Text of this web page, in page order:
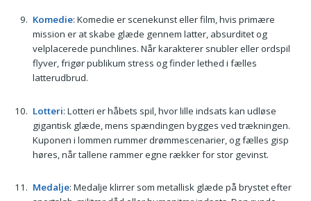
Komedie: Komedie er scenekunst eller film, hvis primære
mission er at skabe glæde gennem latter, absurditet og
velplacerede punchlines. Når karakterer snubler eller ordspil
flyver, frigør publikum stress og finder lethed i fælles
latterudbrud.
Lotteri: Lotteri er håbets spil, hvor lille indsats kan udløse
gigantisk glæde, mens spændingen bygges ved trækningen.
Kuponen i lommen rummer drømmescenarier, og fælles gisp
høres, når tallene rammer egne rækker for stor gevinst.
Medalje: Medalje klirrer som metallisk glæde på brystet efter